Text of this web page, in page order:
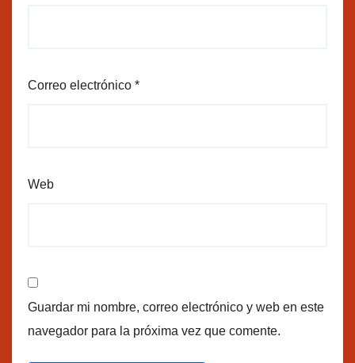
Correo electrónico *
Web
Guardar mi nombre, correo electrónico y web en este
navegador para la próxima vez que comente.